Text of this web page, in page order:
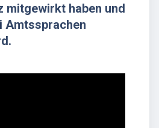
mitgewirkt haben und
Amtssprachen